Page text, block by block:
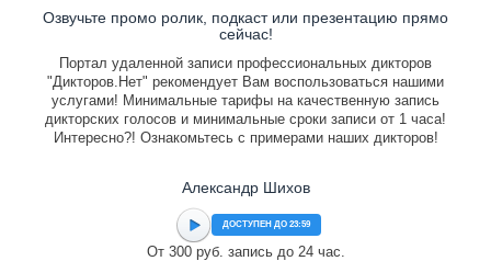
Озвучьте промо ролик, подкаст или презентацию прямо
сейчас!
Портал удаленной записи профессиональных дикторов
"Дикторов.Нет" рекомендует Вам воспользоваться нашими
услугами! Минимальные тарифы на качественную запись
дикторских голосов и минимальные сроки записи от 1 часа!
Интересно?! Ознакомьтесь с примерами наших дикторов!
Александр Шихов
ДОСТУПЕН ДО 23:59
От 300 руб. запись до 24 час.